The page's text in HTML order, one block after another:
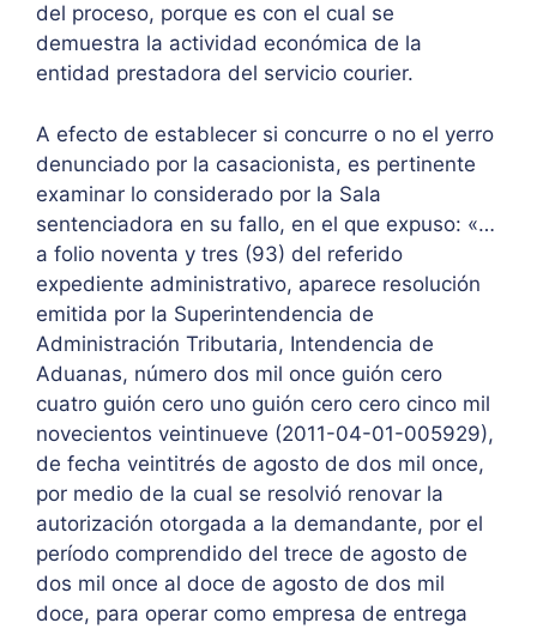
del proceso, porque es con el cual se
demuestra la actividad económica de la
entidad prestadora del servicio courier.
A efecto de establecer si concurre o no el yerro
denunciado por la casacionista, es pertinente
examinar lo considerado por la Sala
sentenciadora en su fallo, en el que expuso: «…
a folio noventa y tres (93) del referido
expediente administrativo, aparece resolución
emitida por la Superintendencia de
Administración Tributaria, Intendencia de
Aduanas, número dos mil once guión cero
cuatro guión cero uno guión cero cero cinco mil
novecientos veintinueve (2011-04-01-005929),
de fecha veintitrés de agosto de dos mil once,
por medio de la cual se resolvió renovar la
autorización otorgada a la demandante, por el
período comprendido del trece de agosto de
dos mil once al doce de agosto de dos mil
doce, para operar como empresa de entrega